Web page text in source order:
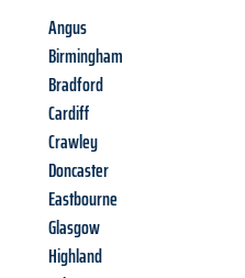
Angus
Birmingham
Bradford
Cardiff
Crawley
Doncaster
Eastbourne
Glasgow
Highland